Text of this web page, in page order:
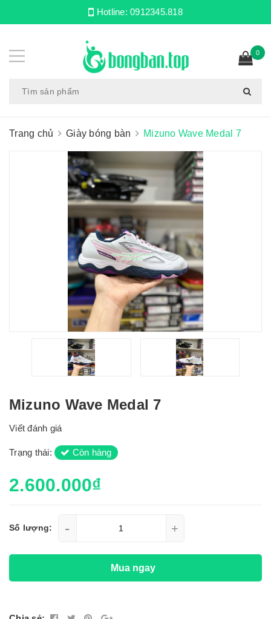
Hotline: 0912345.818
0
Trang chủ Giày bóng bàn Mizuno Wave Medal 7
Mizuno Wave Medal 7
Viết đánh giá
Trạng thái: Còn hàng
2.600.000₫
Số lượng: - +
Mua ngay